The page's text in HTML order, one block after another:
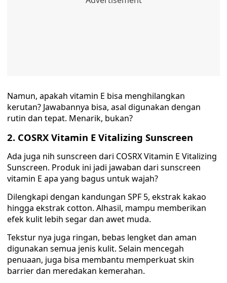
Namun, apakah vitamin E bisa menghilangkan
kerutan? Jawabannya bisa, asal digunakan dengan
rutin dan tepat. Menarik, bukan?
2. COSRX Vitamin E Vitalizing Sunscreen
Ada juga nih sunscreen dari COSRX Vitamin E Vitalizing
Sunscreen. Produk ini jadi jawaban dari sunscreen
vitamin E apa yang bagus untuk wajah?
Dilengkapi dengan kandungan SPF 5, ekstrak kakao
hingga ekstrak cotton. Alhasil, mampu memberikan
efek kulit lebih segar dan awet muda.
Tekstur nya juga ringan, bebas lengket dan aman
digunakan semua jenis kulit. Selain mencegah
penuaan, juga bisa membantu memperkuat skin
barrier dan meredakan kemerahan.